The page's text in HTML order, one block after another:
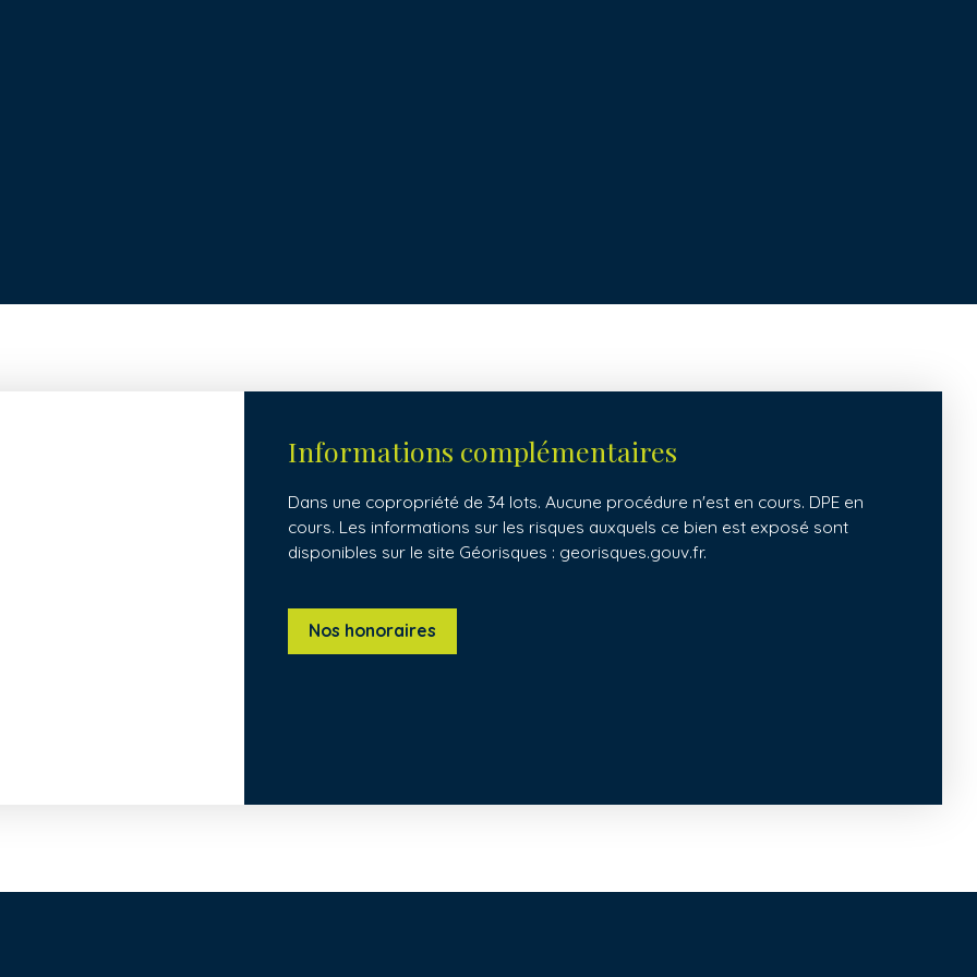
Informations complémentaires
Dans une copropriété de 34 lots. Aucune procédure n'est en cours. DPE en
cours. Les informations sur les risques auxquels ce bien est exposé sont
disponibles sur le site Géorisques : georisques.gouv.fr.
Nos honoraires